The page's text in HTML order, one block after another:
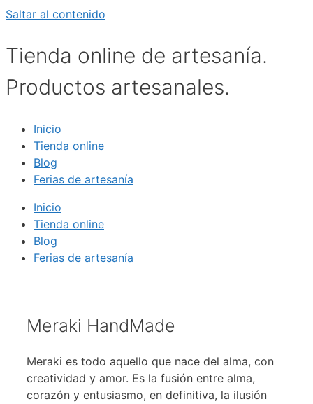
Saltar al contenido
Tienda online de artesanía.
Productos artesanales.
Inicio
Tienda online
Blog
Ferias de artesanía
Inicio
Tienda online
Blog
Ferias de artesanía
Meraki HandMade
Meraki es todo aquello que nace del alma, con
creatividad y amor. Es la fusión entre alma,
corazón y entusiasmo, en definitiva, la ilusión